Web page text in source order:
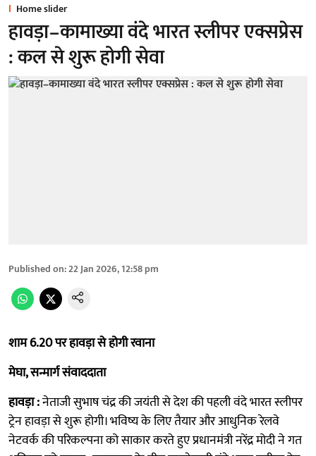
Home slider
हावड़ा–कामाख्या वंदे भारत स्लीपर एक्सप्रेस
: कल से शुरू होगी सेवा
Published on:22 Jan 2026, 12:58 pm
शाम 6.20 पर हावड़ा से होगी रवाना
मेघा, सन्मार्ग संवाददाता
हावड़ा :नेताजी सुभाष चंद्र की जयंती से देश की पहली वंदे भारत स्लीपर
ट्रेन हावड़ा से शुरू होगी। भविष्य के लिए तैयार और आधुनिक रेलवे
नेटवर्क की परिकल्पना को साकार करते हुए प्रधानमंत्री नरेंद्र मोदी ने गत